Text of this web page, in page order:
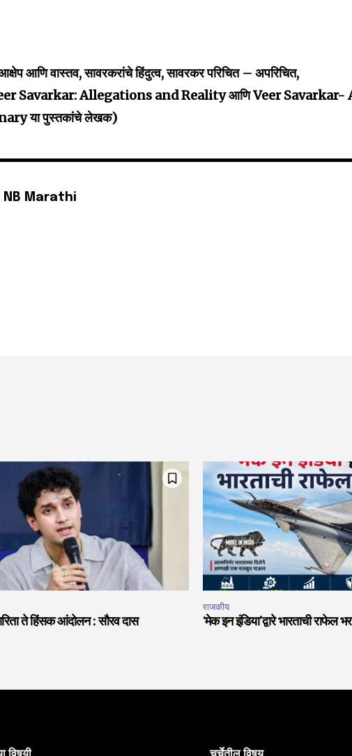
आणि वास्तव, सावरकरांचे हिंदुत्व, सावरकर परिचित – अपरिचित,
Veer Savarkar: Allegations and Reality आणि Veer Savarkar-
या पुस्तकांचे लेखक)
NB Marathi
ते हिंसक आंदोलन : सौरव दास
राजकीय
‘मेक इन इंडिया’द्वारे भारताची राफेल